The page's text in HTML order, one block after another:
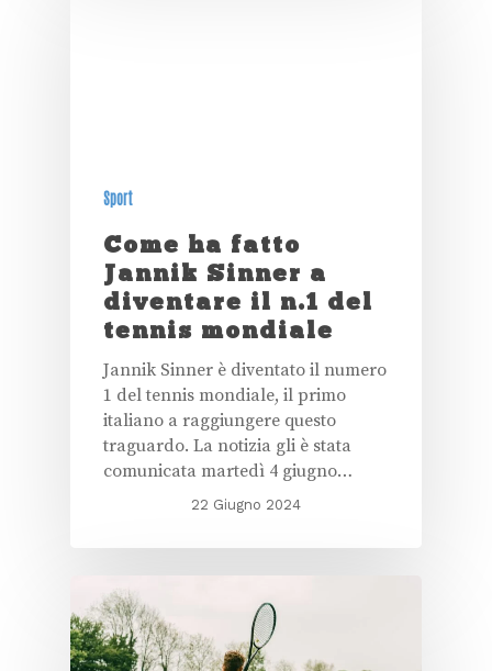
Sport
Come ha fatto
Jannik Sinner a
diventare il n.1 del
tennis mondiale
Jannik Sinner è diventato il numero
1 del tennis mondiale, il primo
italiano a raggiungere questo
traguardo. La notizia gli è stata
comunicata martedì 4 giugno…
22 Giugno 2024